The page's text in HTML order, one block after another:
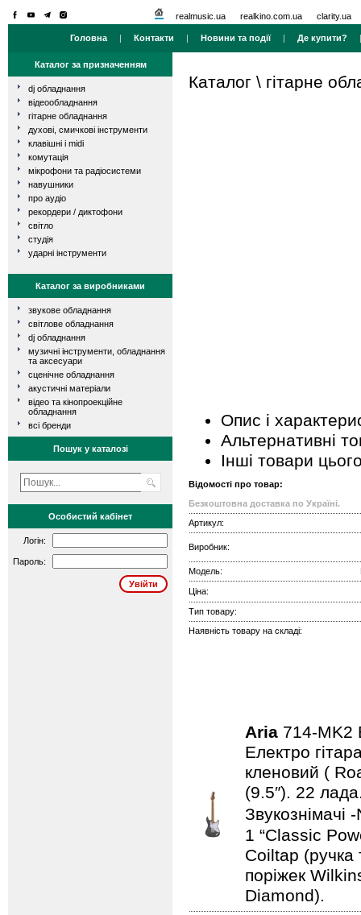
realmusic.ua realkino.com.ua clarity.ua
Головна | Контакти | Новини та події| Де купити?
Каталог за призначенням
dj обладнання
відеообладнання
гітарне обладнання
духові, смичкові інструменти
клавішні і midi
комутація
мікрофони та радіосистеми
навушники
про аудіо
рекордери / диктофони
світло
студія
ударні інструменти
Каталог за виробниками
звукове обладнання
світлове обладнання
dj обладнання
музичні інструменти, обладнання
та аксесуари
сценічне обладнання
акустичні матеріали
відео та кінопроекційне
обладнання
всі бренди
Пошук у каталозі
Особистий кабінет
Логін:
Пароль:
Каталог \ гітарне
Опис і
Альтернативні
Інші товари
Відомості про товар:
Безкоштовна доставка по Україні.
Артикул:
Виробник:
Модель:
Ціна:
Тип товару:
Наявність товару на складі:
Aria 714-
Електро
кленовий (
(9.5″). 22
1 “Classic
Coiltap (ручка
поріжек
Diamond).